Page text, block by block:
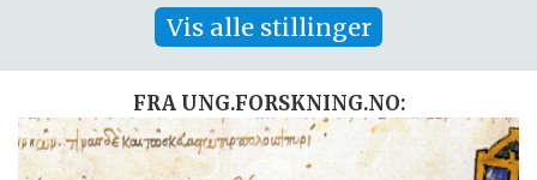
Vis alle stillinger
FRA UNG.FORSKNING.NO: